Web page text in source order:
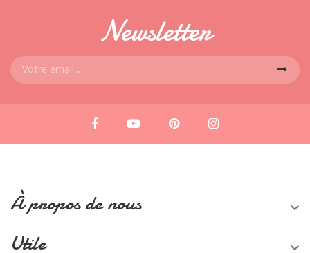
Newsletter
À propos de nous 
Utile 